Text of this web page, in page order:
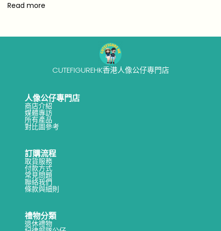
/
Read more
CUTEFIGUREHK香港人像公仔專門店
人像公仔專門店
商店介紹
媒體專訪
所有產品
對比圖參考
訂購流程
取貨服務
付款方式
常見問題
聯絡我們
條款與細則
禮物分類
退休禮物